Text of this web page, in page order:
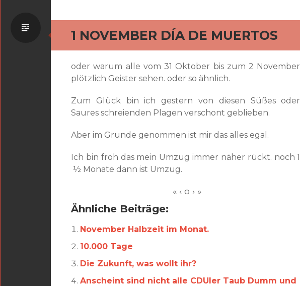
1 NOVEMBER DÍA DE MUERTOS
Standard
oder warum alle vom 31 Oktober bis zum 2 November
plötzlich Geister sehen. oder so ähnlich.
Zum Glück bin ich gestern von diesen Süßes oder
Saures schreienden Plagen verschont geblieben.
Aber im Grunde genommen ist mir das alles egal.
Ich bin froh das mein Umzug immer näher rückt. noch 1
½ Monate dann ist Umzug.
Ähnliche Beiträge:
November Halbzeit im Monat.
10.000 Tage
Die Zukunft, was wollt ihr?
Anscheint sind nicht alle CDUler Taub Dumm und